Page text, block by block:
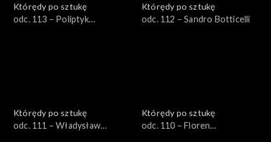
Którędy po sztukę
odc. 113 − Poliptyk
Którędy po sztukę
odc. 112 − Sandro Botticelli
Którędy po sztukę
odc. 111 – Władysław
Którędy po sztukę
odc. 110 – Floren